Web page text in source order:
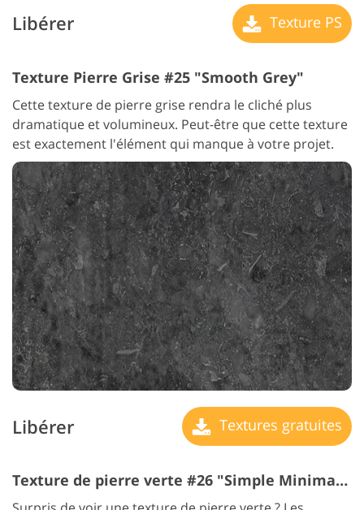
Libérer Texture PS
Texture Pierre Grise #25 "Smooth Grey"
Cette texture de pierre grise rendra le cliché plus
dramatique et volumineux. Peut-être que cette texture
est exactement l'élément qui manque à votre projet.
Libérer Textures gratuites
Texture de pierre verte #26 "Simple Minimalistic"